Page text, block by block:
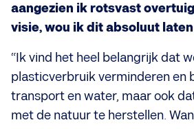
aangezien ik rotsvast
visie, wou ik dit absoluut
“Ik vind het heel belangrijk dat
plasticverbruik verminderen en
transport en water, maar ook dat
met de natuur te herstellen.